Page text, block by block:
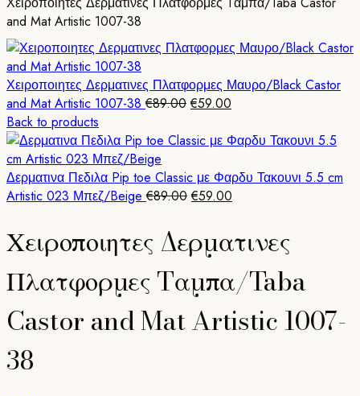
and Mat Artistic 1007-38
Χειροποιητες Δερματινες Πλατφορμες Μαυρο/Black Castor
and Mat Artistic 1007-38€89.00Original
was:
€59.00
τιμή
€59.00.
Back to products
Δερματινα Πεδιλα Pip toe Classic με Φαρδυ Τακουνι 5.5 cm
Artistic 023 Μπεζ/Beige€89.00Original
€89.00.
€59.00
είναι:
€59.00.
Χειροποιητες Δερματινες
Πλατφορμες Tαμπα/Taba
Castor and Mat Artistic 1007-
38